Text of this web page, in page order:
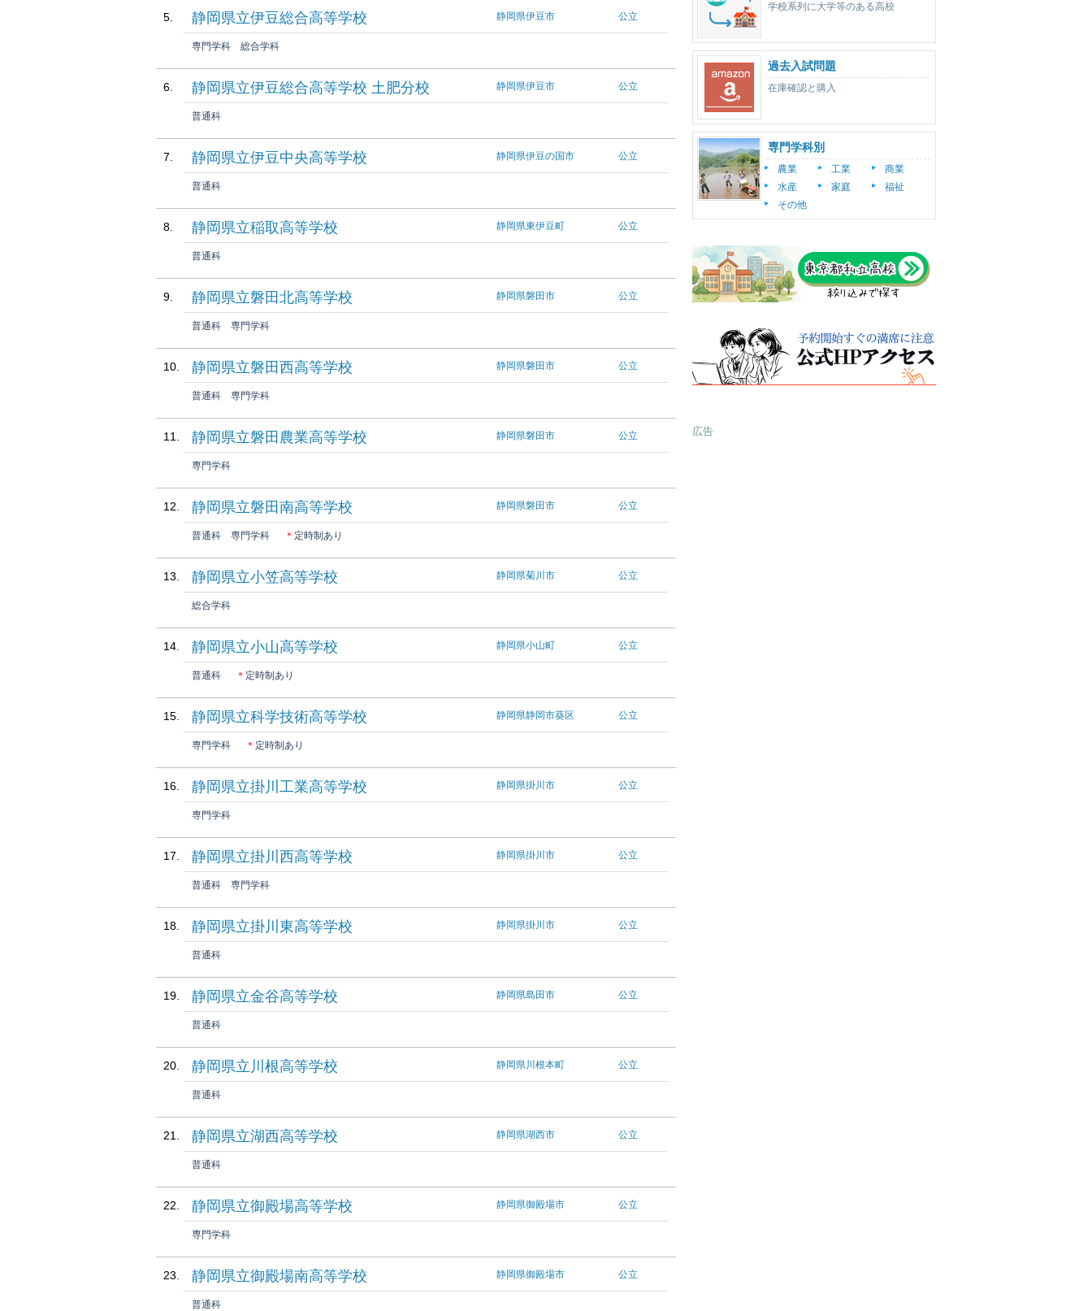
静岡県立伊豆総合高等学校 静岡県伊豆市 公立
専門学科 総合学科
静岡県立伊豆総合高等学校 土肥分校 静岡県伊豆市 公立
普通科
静岡県立伊豆中央高等学校 静岡県伊豆の国市 公立
普通科
静岡県立稲取高等学校 静岡県東伊豆町 公立
普通科
静岡県立磐田北高等学校 静岡県磐田市 公立
普通科 専門学科
静岡県立磐田西高等学校 静岡県磐田市 公立
普通科 専門学科
静岡県立磐田農業高等学校 静岡県磐田市 公立
専門学科
静岡県立磐田南高等学校 静岡県磐田市 公立
普通科 専門学科 ＊ 定時制あり
静岡県立小笠高等学校 静岡県菊川市 公立
総合学科
静岡県立小山高等学校 静岡県小山町 公立
普通科 ＊ 定時制あり
静岡県立科学技術高等学校 静岡県静岡市葵区 公立
専門学科 ＊ 定時制あり
静岡県立掛川工業高等学校 静岡県掛川市 公立
専門学科
静岡県立掛川西高等学校 静岡県掛川市 公立
普通科 専門学科
静岡県立掛川東高等学校 静岡県掛川市 公立
普通科
静岡県立金谷高等学校 静岡県島田市 公立
普通科
静岡県立川根高等学校 静岡県川根本町 公立
普通科
静岡県立湖西高等学校 静岡県湖西市 公立
普通科
静岡県立御殿場高等学校 静岡県御殿場市 公立
専門学科
静岡県立御殿場南高等学校 静岡県御殿場市 公立
普通科
学校系列に大学等のある高校
過去入試問題
在庫確認と購入
専門学科別
農業 工業
商業
水産
家庭
福祉
その他
広告